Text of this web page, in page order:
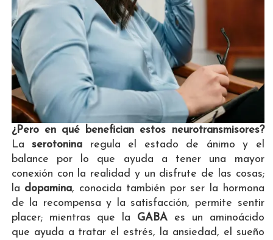
¿Pero en qué benefician estos neurotransmisores?
Laserotonina regula el estado de ánimo y el
balance por lo que ayuda a tener una mayor
conexión con la realidad y un disfrute de las cosas;
la dopamina, conocida también por ser la hormona
de la recompensa y la satisfacción, permite sentir
placer; mientras que la GABA es un aminoácido
que ayuda a tratar el estrés, la ansiedad, el sueño